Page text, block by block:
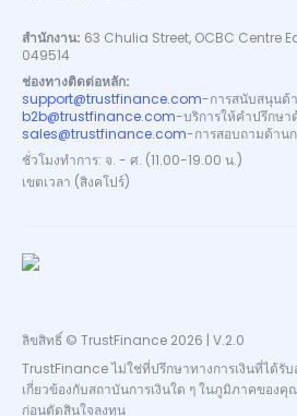
สำนักงาน: 63 Chulia Street, OCBC Centre
049514
ช่องทางติดต่อหลัก:
support@trustfinance.com-การสนับสนุนด้
b2b@trustfinance.com-บริการให้คำปรึกษา
sales@trustfinance.com-การสอบถามด้าน
ชั่วโมงทำการ: จ. - ศ. (11.00-19.00 น.)
เขตเวลา (สิงคโปร์)
ลิขสิทธิ์ © TrustFinance 2026 | V.2.0
TrustFinance ไม่ใช่ที่ปรึกษาทางการเงินที่ได้รั
เกี่ยวข้องกับสถาบันการเงินใด ๆ ในภูมิภาคของ
ก่อนตัดสินใจลงทุน